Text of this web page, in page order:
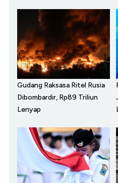
Gudang Raksasa Ritel Rusia
Dibombardir, Rp89 Triliun
Lenyap